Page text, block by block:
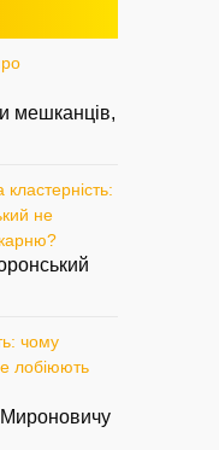
мешканців,
кластерність:
не
чому
лобіюють